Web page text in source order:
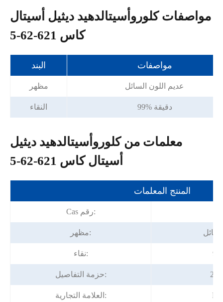
مواصفات كلوروأسيتالدهيد ديثيل أسيتال
كاس 621-62-5
البند مواصفات
مظهر عديم اللون السائل
النقاء 99% دقيقة
معلمات من كلوروأسيتالدهيد ديثيل
أسيتال كاس 621-62-5
المنتج المعلمات
Cas رقم:
مظهر:
نقاء:
حزمة التفاصيل:
العلامة التجارية: